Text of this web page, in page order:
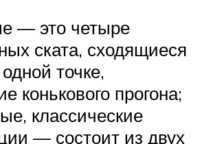
— это четыре
ската, сходящиеся
точке,
конькового прогона;
классические
— состоит из двух